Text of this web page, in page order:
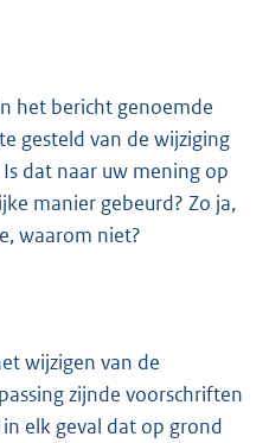
het bericht genoemde
gesteld van de wijziging
dat naar uw mening op
manier gebeurd? Zo ja,
waarom niet?
wijzigen van de
zijnde voorschriften
elk geval dat op grond